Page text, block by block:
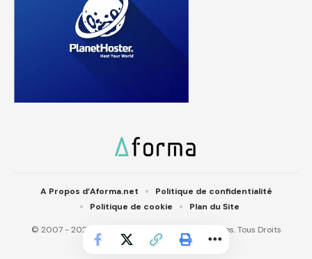
© 2007 - 2025 Aforma.net. Aforma IT Technologies. Tous Droits
réservés.
A Propos d’Aforma.net
Politique de confidentialité
Politique de cookie
Plan du Site